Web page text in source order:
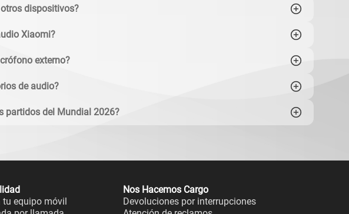
dispositivos?
Xiaomi?
externo?
de audio?
partidos del Mundial 2026?
tu equipo móvil
Nos Hacemos Cargo
Devoluciones por interrupciones